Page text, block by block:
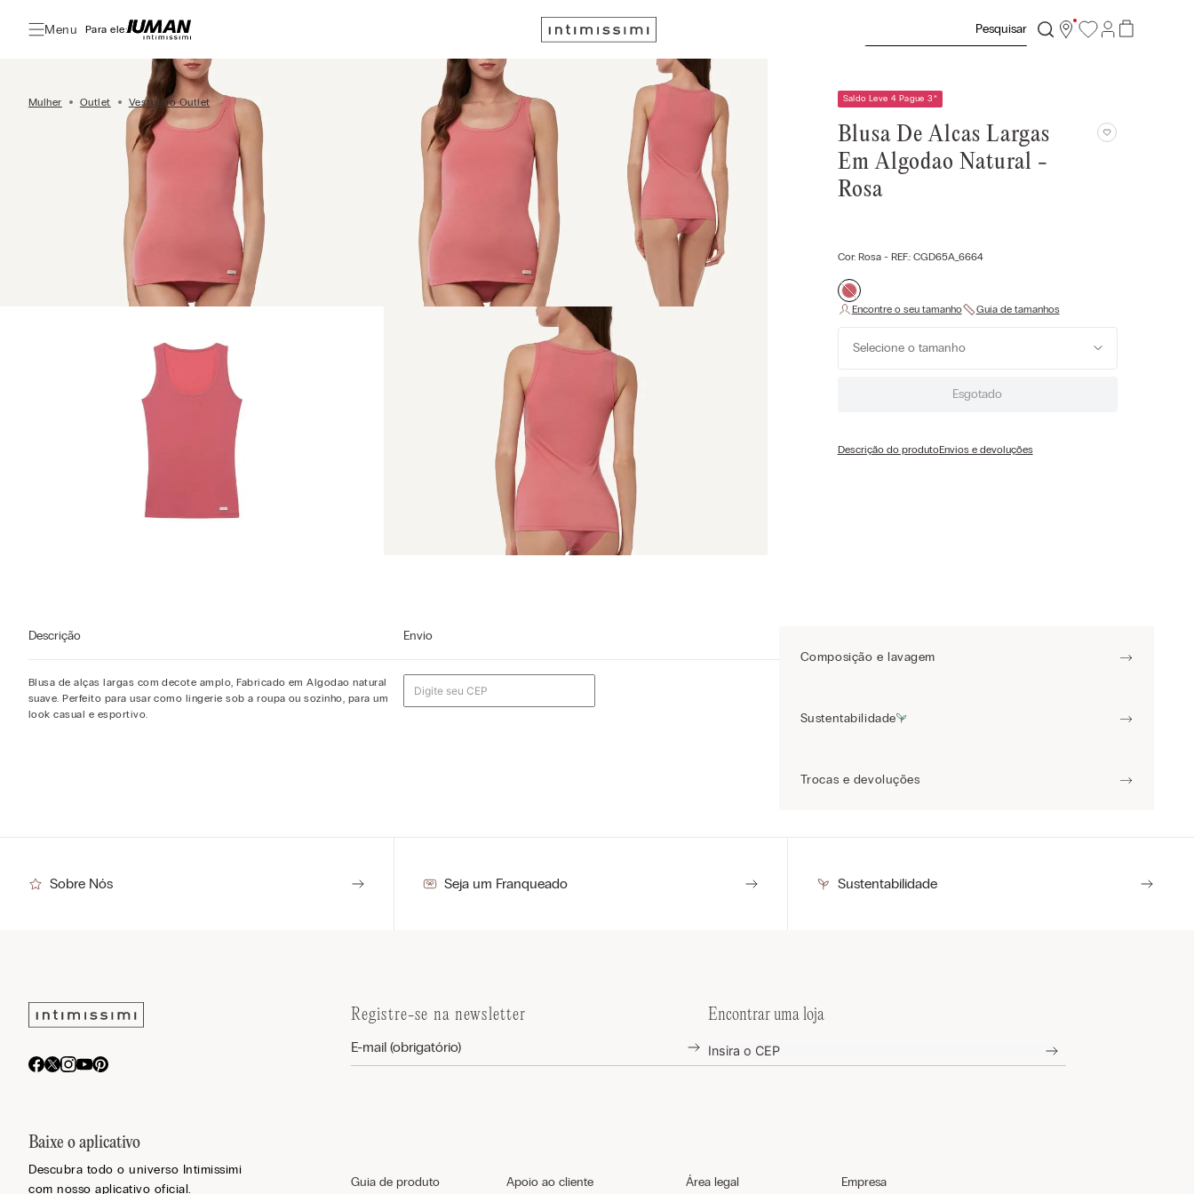
Menu Para ele:
Mulher Outlet Vestuário Outlet Saldo Leve 4 Pague 3*
Blusa De Alcas Largas
Em Algodao Natural -
Rosa
Cor: Rosa- REF.: CGD65A_6664
Selecione o tamanho
Esgotado
Descrição do produtoEnvios e devoluções
Descrição
Blusa de alças largas com decote amplo, Fabricado em Algodao natural
suave. Perfeito para usar como lingerie sob a roupa ou sozinho, para um
look casual e esportivo.
Envio
Composição e lavagem
Sustentabilidade
Trocas e devoluções
Sobre Nós Seja um Franqueado Sustentabilidade
Baixe o aplicativo
Descubra todo o universo Intimissimi
com nosso aplicativo oficial.
Registre-se na newsletter Encontrar uma loja
Guia de produto Apoio ao cliente Área legal Empresa